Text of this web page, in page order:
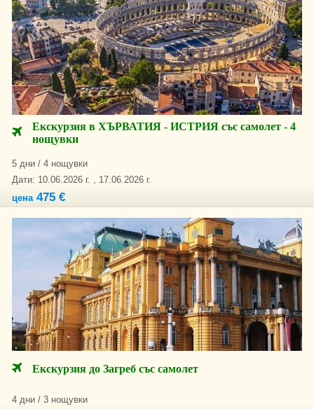
Екскурзия в ХЪРВАТИЯ - ИСТРИЯ със самолет - 4
нощувки
5 дни / 4 нощувки
Дати: 10.06.2026 г. , 17.06.2026 г.
цена475 €
Екскурзия до Загреб със самолет
4 дни / 3 нощувки